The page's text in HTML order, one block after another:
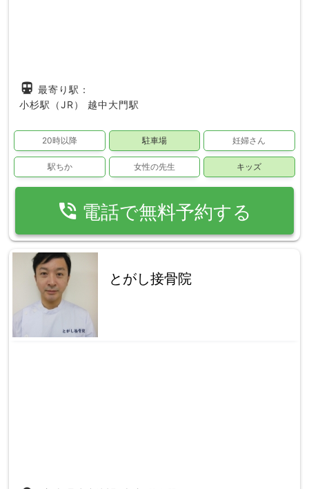
directions_subway 最寄り駅：
小杉駅（JR）
越中大門駅
20時以降 駐車場 妊婦さん
駅ちか 女性の先生 キッズ
phone_in_talk 電話で無料予約する
とがし接骨院